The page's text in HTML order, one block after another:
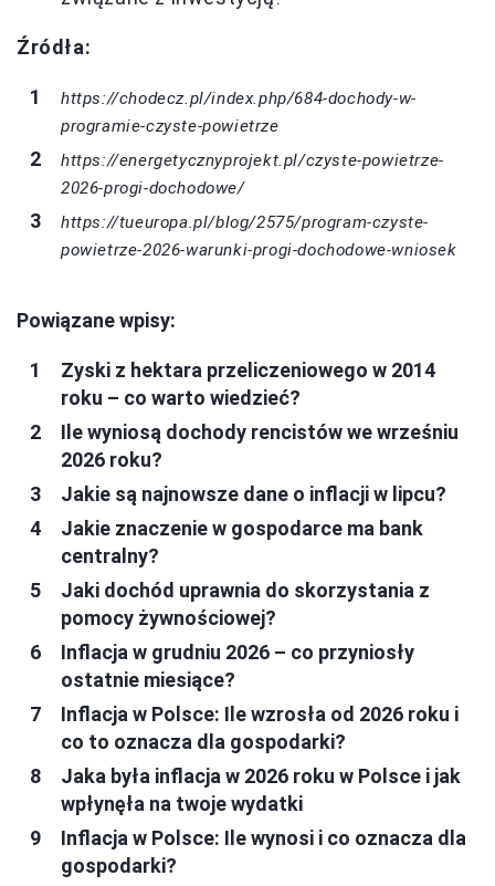
Źródła:
https://chodecz.pl/index.php/684-dochody-w-
programie-czyste-powietrze
https://energetycznyprojekt.pl/czyste-powietrze-
2026-progi-dochodowe/
https://tueuropa.pl/blog/2575/program-czyste-
powietrze-2026-warunki-progi-dochodowe-wniosek
Powiązane wpisy:
Zyski z hektara przeliczeniowego w 2014
roku – co warto wiedzieć?
Ile wyniosą dochody rencistów we wrześniu
2026 roku?
Jakie są najnowsze dane o inflacji w lipcu?
Jakie znaczenie w gospodarce ma bank
centralny?
Jaki dochód uprawnia do skorzystania z
pomocy żywnościowej?
Inflacja w grudniu 2026 – co przyniosły
ostatnie miesiące?
Inflacja w Polsce: Ile wzrosła od 2026 roku i
co to oznacza dla gospodarki?
Jaka była inflacja w 2026 roku w Polsce i jak
wpłynęła na twoje wydatki
Inflacja w Polsce: Ile wynosi i co oznacza dla
gospodarki?